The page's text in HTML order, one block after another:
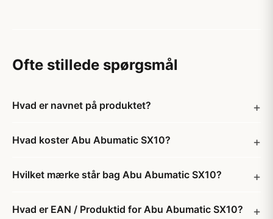
Ofte stillede spørgsmål
Hvad er navnet på produktet?
Hvad koster Abu Abumatic SX10?
Hvilket mærke står bag Abu Abumatic SX10?
Hvad er EAN / Produktid for Abu Abumatic SX10?